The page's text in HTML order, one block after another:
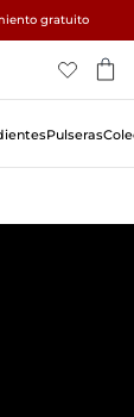
gratuito
Pulseras